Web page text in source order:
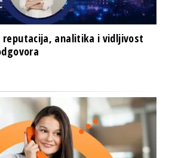
reputacija, analitika i vidljivost